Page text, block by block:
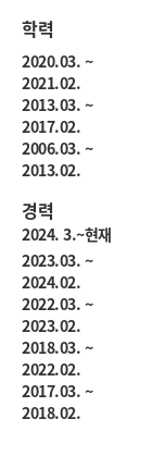
학력
2020.03. ~
2021.02.
2013.03. ~
2017.02.
2006.03. ~
2013.02.
경력
2024. 3.~현재
2023.03. ~
2024.02.
2022.03. ~
2023.02.
2018.03. ~
2022.02.
2017.03. ~
2018.02.